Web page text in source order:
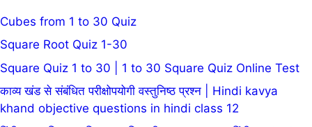
में
Cubes from 1 to 30 Quiz
Square Root Quiz 1-30
Square Quiz 1 to 30 | 1 to 30 Square Quiz Online Test
काव्य खंड से संबंधित परीक्षोपयोगी वस्तुनिष्ठ प्रश्न | Hindi kavya
khand objective questions in hindi class 12